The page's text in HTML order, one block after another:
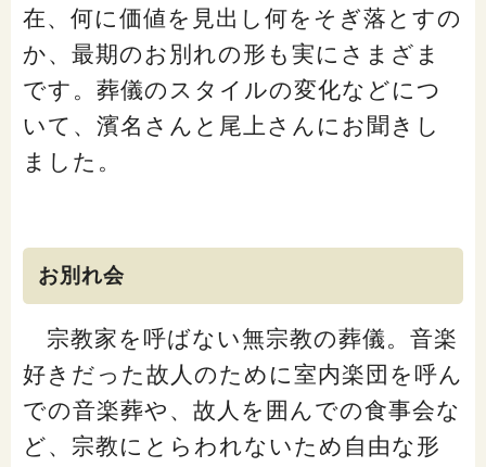
在、何に価値を見出し何をそぎ落とすの
か、最期のお別れの形も実にさまざま
です。葬儀のスタイルの変化などにつ
いて、濱名さんと尾上さんにお聞きし
ました。
お別れ会
宗教家を呼ばない無宗教の葬儀。音楽
好きだった故人のために室内楽団を呼ん
での音楽葬や、故人を囲んでの食事会な
ど、宗教にとらわれないため自由な形